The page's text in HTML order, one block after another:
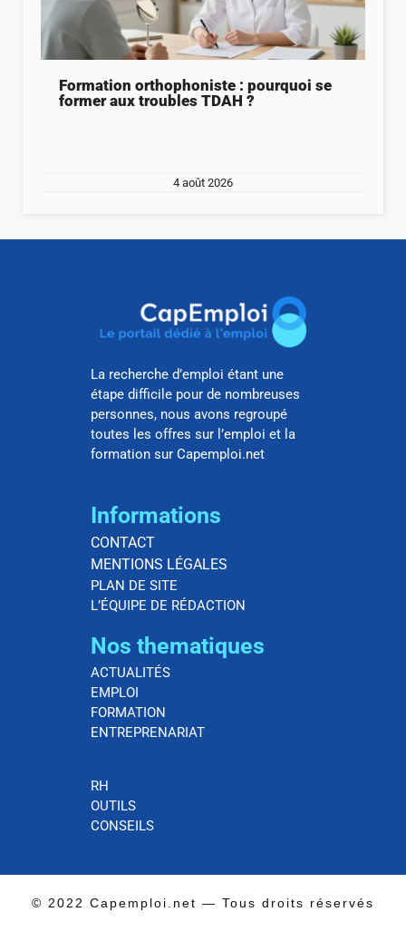
Formation orthophoniste : pourquoi se
former aux troubles TDAH ?
4 août 2026
La recherche d’emploi étant une
étape difficile pour de nombreuses
personnes, nous avons regroupé
toutes les offres sur l’emploi et la
formation sur Capemploi.net
Informations
CONTACT
MENTIONS LÉGALES
PLAN DE SITE
L’ÉQUIPE DE RÉDACTION
Nos thematiques
ACTUALITÉS
EMPLOI
FORMATION
ENTREPRENARIAT
RH
OUTILS
CONSEILS
© 2022 Capemploi.net — Tous droits réservés